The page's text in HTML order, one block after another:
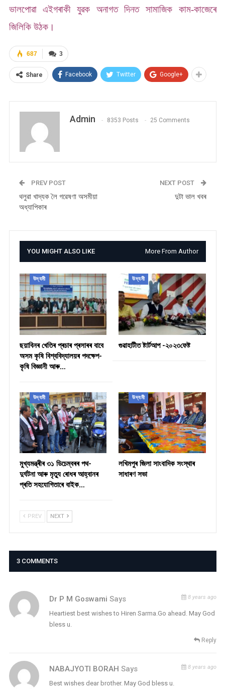
ভালপোৱা এইগৰাকী যুৱক অনাগত দিনত সামাজিক কাম-কাজেৰে
জিলিকি উঠক।
3
687
Share Facebook Twitter Google+
Admin 8353 Posts 25 Comments
PREV POST
থলুৱা খাদ্যক লৈ গৱেষণা অসমীয়া
অধ্যাপিকাৰ
NEXT POST
দুটা ভাল খবৰ
YOU MIGHT ALSO LIKE More From Author
উদ্যমী
ছয়াবিনৰ খেতিৰ প্ৰচাৰ প্ৰসাৰৰ বাবে
অসম কৃষি বিশ্ববিদ্যালয়ৰ পদক্ষেপ-
কৃষি বিজ্ঞানী আৰু…
উদ্যমী
গুৱাহাটীত ষ্টাৰ্টআপ -২০২৩ফেষ্ট
উদ্যমী
মুখ্যমন্ত্ৰীৰ ৩১ ডিচেম্বৰৰ পথ-
দুৰ্ঘটনা আৰু মৃত্যু ৰোধৰ আহ্বানৰ
প্ৰতি সহযোগিতাৰে বাইক…
উদ্যমী
লখিমপুৰ জিলা সাংবাদিক সংস্থাৰ
সাধাৰণ সভা
PREV NEXT
3 COMMENTS
Dr P M Goswami Says 8 years ago
Heartiest best wishes to Hiren Sarma.Go ahead. May God
bless u.
Reply
NABAJYOTI BORAH Says 8 years ago
Best wishes dear brother. May God bless u.